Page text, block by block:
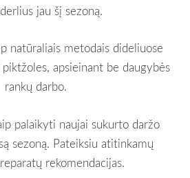
jau šį sezoną.
natūraliais metodais dideliuose
apsieinant be daugybės
rankų darbo.
palaikyti naujai sukurto daržo
sezoną. Pateiksiu atitinkamų
rekomendacijas.